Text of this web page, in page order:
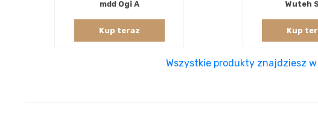
mdd Ogi A
Kup teraz
Wuteh
Kup
Wszystkie produkty znajdziesz